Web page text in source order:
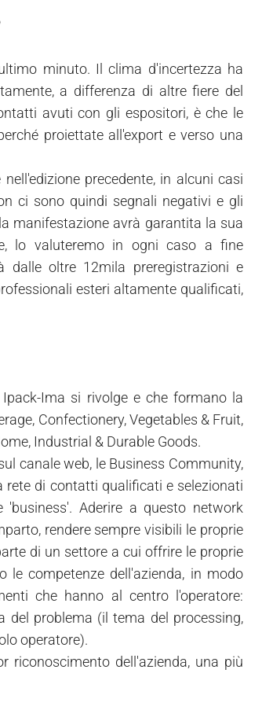
minuto. Il clima d'incertezza ha
a differenza di altre fiere del
avuti con gli espositori, è che le
proiettate all'export e verso una
precedente, in alcuni casi
ci sono quindi segnali negativi e gli
manifestazione avrà garantita la sua
lo valuteremo in ogni caso a fine
dalle oltre 12mila preregistrazioni e
esteri altamente qualificati,
Ima si rivolge e che formano la
Confectionery, Vegetables & Fruit,
Industrial & Durable Goods.
canale web, le Business Community,
di contatti qualificati e selezionati
Aderire a questo network
rendere sempre visibili le proprie
di un settore a cui offrire le proprie
competenze dell'azienda, in modo
che hanno al centro l'operatore:
del problema (il tema del processing,
operatore).
riconoscimento dell'azienda, una più